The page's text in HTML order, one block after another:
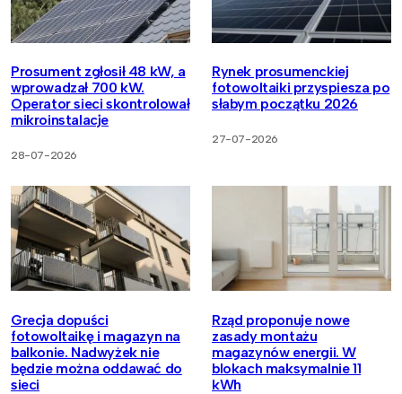
Prosument zgłosił 48 kW, a
wprowadzał 700 kW.
Operator sieci skontrolował
mikroinstalacje
28-07-2026
Rynek prosumenckiej
fotowoltaiki przyspiesza po
słabym początku 2026
27-07-2026
Grecja dopuści
fotowoltaikę i magazyn na
balkonie. Nadwyżek nie
będzie można oddawać do
sieci
Rząd proponuje nowe
zasady montażu
magazynów energii. W
blokach maksymalnie 11
kWh